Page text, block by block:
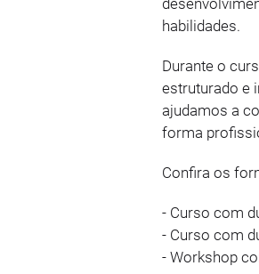
habilidades.
Durante o
estruturado e
ajudamos a
forma
Confira os
- Curso com
- Curso com
- Workshop